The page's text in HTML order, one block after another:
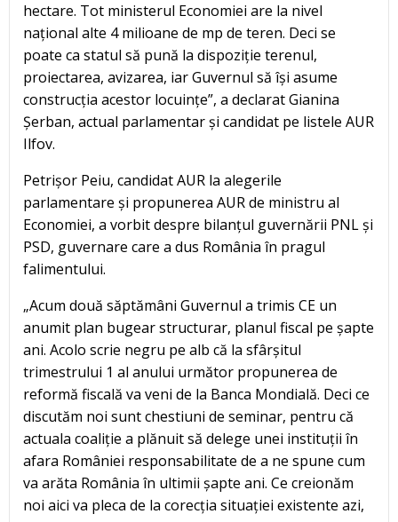
hectare. Tot ministerul Economiei are la nivel
național alte 4 milioane de mp de teren. Deci se
poate ca statul să pună la dispoziție terenul,
proiectarea, avizarea, iar Guvernul să își asume
construcția acestor locuințe”, a declarat Gianina
Șerban, actual parlamentar și candidat pe listele AUR
Ilfov.
Petrișor Peiu, candidat AUR la alegerile
parlamentare și propunerea AUR de ministru al
Economiei, a vorbit despre bilanțul guvernării PNL și
PSD, guvernare care a dus România în pragul
falimentului.
„Acum două săptămâni Guvernul a trimis CE un
anumit plan bugear structurar, planul fiscal pe șapte
ani. Acolo scrie negru pe alb că la sfârșitul
trimestrului 1 al anului următor propunerea de
reformă fiscală va veni de la Banca Mondială. Deci ce
discutăm noi sunt chestiuni de seminar, pentru că
actuala coaliție a plănuit să delege unei instituții în
afara României responsabilitate de a ne spune cum
va arăta România în ultimii șapte ani. Ce creionăm
noi aici va pleca de la corecția situației existente azi,